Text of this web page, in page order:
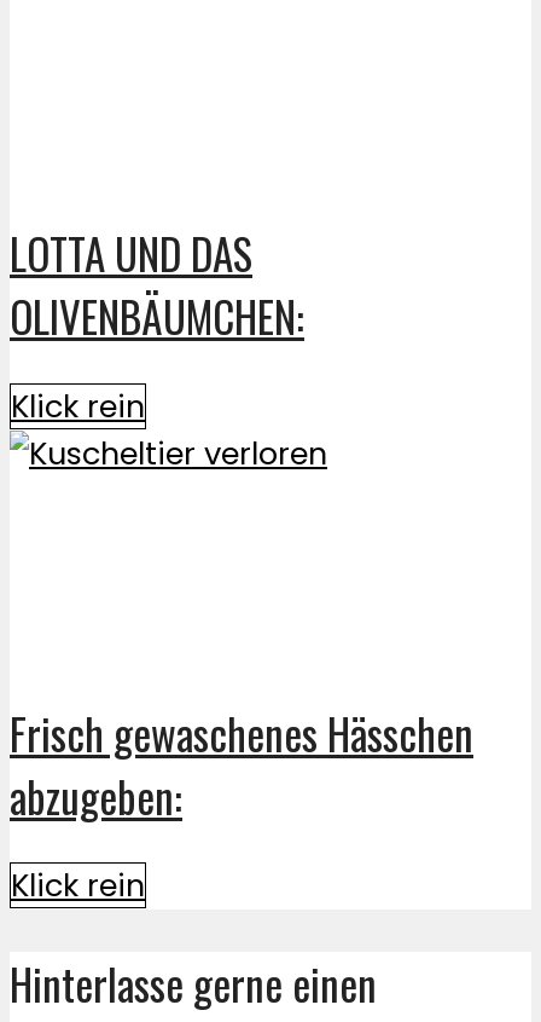
LOTTA UND DAS
OLIVENBÄUMCHEN:
Klick rein
Frisch gewaschenes Hässchen
abzugeben:
Klick rein
Hinterlasse gerne einen